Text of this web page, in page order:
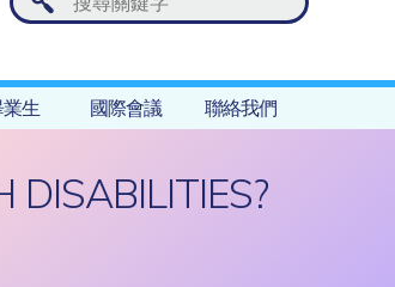
生 國際會議 聯絡我們
DISABILITIES?